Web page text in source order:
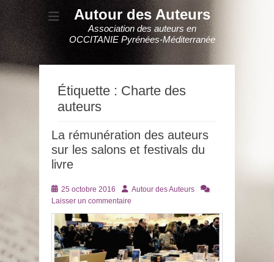
Autour des Auteurs
Association des auteurs en
OCCITANIE Pyrénées-Méditerranée
Étiquette : Charte des
auteurs
La rémunération des auteurs
sur les salons et festivals du
livre
Posté
le
25 octobre 2016 AuteurAutour des Auteurs
Laisser un commentaire